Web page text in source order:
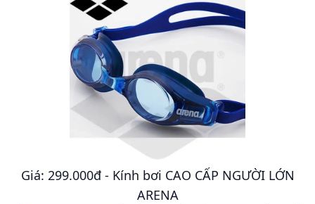
Giá: 299.000đ - Kính bơi CAO CẤP NGƯỜI LỚN
ARENA